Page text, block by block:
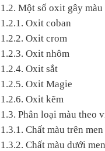
1.2. Một số oxit gây
1.2.1. Oxit coban
1.2.2. Oxit crom
1.2.3. Oxit nhôm
1.2.4. Oxit sắt
1.2.5. Oxit Magie
1.2.6. Oxit kẽm
1.3. Phân loại màu theo
1.3.1. Chất màu trên men
1.3.2. Chất màu dưới men